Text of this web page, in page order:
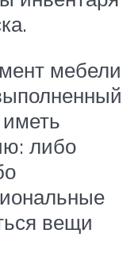
мебели
либо
вещи